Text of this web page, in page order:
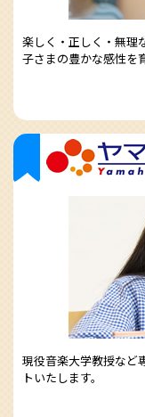
楽しく・正しく・無理
子さまの豊かな感性を
現役音楽大学教授など
トいたします。